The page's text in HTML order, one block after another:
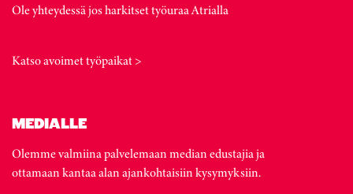
Ole yhteydessä jos harkitset työuraa Atrialla
Katso avoimet työpaikat >
MEDIALLE
Olemme valmiina palvelemaan median edustajia ja
ottamaan kantaa alan ajankohtaisiin kysymyksiin.